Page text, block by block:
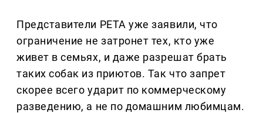
Представители PETA уже заявили, что
ограничение не затронет тех, кто уже
живет в семьях, и даже разрешат брать
таких собак из приютов. Так что запрет
скорее всего ударит по коммерческому
разведению, а не по домашним любимцам.